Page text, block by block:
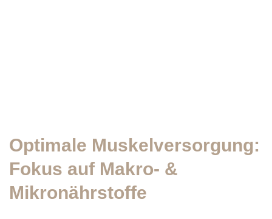
Optimale Muskelversorgung:
Fokus auf Makro- &
Mikronährstoffe